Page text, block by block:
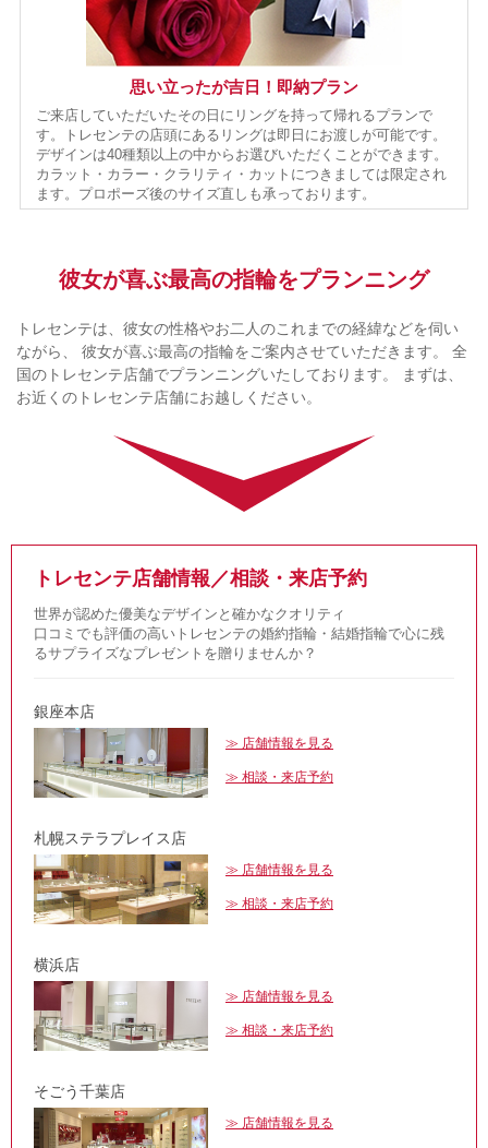
思い立ったが吉日！即納プラン
ご来店していただいたその日にリングを持って帰れるプランで
す。トレセンテの店頭にあるリングは即日にお渡しが可能です。
デザインは40種類以上の中からお選びいただくことができます。
カラット・カラー・クラリティ・カットにつきましては限定され
ます。プロポーズ後のサイズ直しも承っております。
彼女が喜ぶ最高の指輪をプランニング
トレセンテは、彼女の性格やお二人のこれまでの経緯などを伺い
ながら、
彼女が喜ぶ最高の指輪をご案内させていただきます。
全
国のトレセンテ店舗でプランニングいたしております。
まずは、
お近くのトレセンテ店舗にお越しください。
トレセンテ店舗情報／相談・来店予約
世界が認めた優美なデザインと確かなクオリティ
口コミでも評価の高いトレセンテの婚約指輪・結婚指輪で心に残
るサプライズなプレゼントを贈りませんか？
銀座本店
店舗情報を見る
相談・来店予約
札幌ステラプレイス店
店舗情報を見る
相談・来店予約
横浜店
店舗情報を見る
相談・来店予約
そごう千葉店
店舗情報を見る